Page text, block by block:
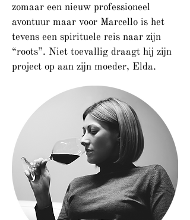
zomaar een nieuw professioneel
avontuur maar voor Marcello is het
tevens een spirituele reis naar zijn
“roots”. Niet toevallig draagt hij zijn
project op aan zijn moeder, Elda.